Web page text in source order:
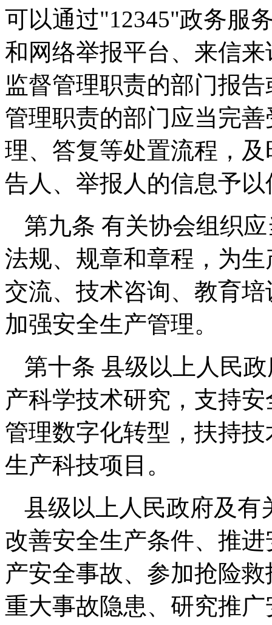
可以通过"12345"政务服
和网络举报平台、来信
监督管理职责的部门报
管理职责的部门应当完
理、答复等处置流程，
告人、举报人的信息予以
第九条 有关协会组织
法规、规章和章程，为
交流、技术咨询、教育
加强安全生产管理。
第十条 县级以上人民
产科学技术研究，支持
管理数字化转型，扶持
生产科技项目。
县级以上人民政府及有
改善安全生产条件、推
产安全事故、参加抢险
重大事故隐患、研究推